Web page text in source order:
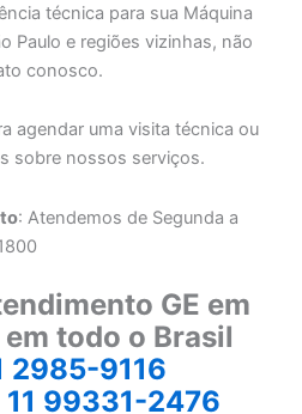
técnica para sua Máquina
Paulo e regiões vizinhas, não
conosco.
agendar uma visita técnica ou
sobre nossos serviços.
: Atendemos de Segunda a
GE em
todo o Brasil
2985-9116
11 99331-2476